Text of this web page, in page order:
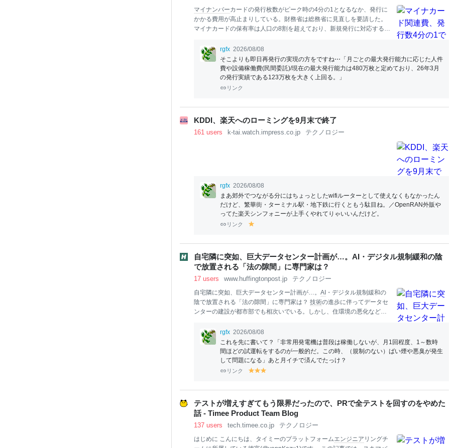
マイナンバーカードの発行枚数がピーク時の4分の1となるなか、発行に
かかる費用が高止まりしている。財務省は総務省に見直しを要請した。
マイナカードの保有率は人口の8割を超えており、新規発行に対応する体
た。総務省に対して27年度の予算要求で必要な対応を求める。マイナカ
ードの発行や郵送などにかかるお金は総務省が地方公共団体情報システ
rgfx 2026/08/08
そこよりも即日再発行の実現の方をですね⋯「月ごとの最大発行能力に応じた人件
費や設備稼働費(民間委託)/現在の最大発行能力は480万枚と定めており、26年3月
の発行実績である123万枚を大きく上回る。」
リンク
KDDI、楽天へのローミングを9月末で終了
161 users k-tai.watch.impress.co.jp テクノロジー
rgfx 2026/08/08
まあ郊外でつながる分にはちょっとしたwifiルーターとして使えなくもなかったん
だけど、繁華街・ターミナル駅・地下鉄に行くともう駄目ね。／OpenRAN外販や
ってた楽天シンフォニーが上手くやれてりゃいいんだけど。
リンク
lo
w
自宅隣に突如、巨大データセンター計画が…。AI・デジタル規制緩和の陰
で放置される「法の隙間」に専門家は？
17 users www.huffingtonpost.jp テクノロジー
自宅隣に突如、巨大データセンター計画が…。 AI ・デジタル規制緩和の
陰で放置される「法の隙間」に専門家は？ 技術の進歩に伴ってデータセ
ンターの建設が都市部でも相次いでいる。しかし、住環境の悪化などか
ついていない現状を追った。
rgfx 2026/08/08
これを先に書いて？「非常用発電機は普段は稼働しないが、月1回程度、1～数時
間ほどの試運転をするのが一般的だ。この時、（規制のない）ばい煙や悪臭が発生
して問題になる」あと月イチで済んでたっけ？
リンク
y
lo
w
y
lo
w
lo
w
テストが増えすぎてもう限界だったので、PRで全テストを回すのをやめた
話 - Timee Product Team Blog
137 users tech.timee.co.jp テクノロジー
はじめに こんにちは、タイミーのプラットフォームエンジニア リングチ